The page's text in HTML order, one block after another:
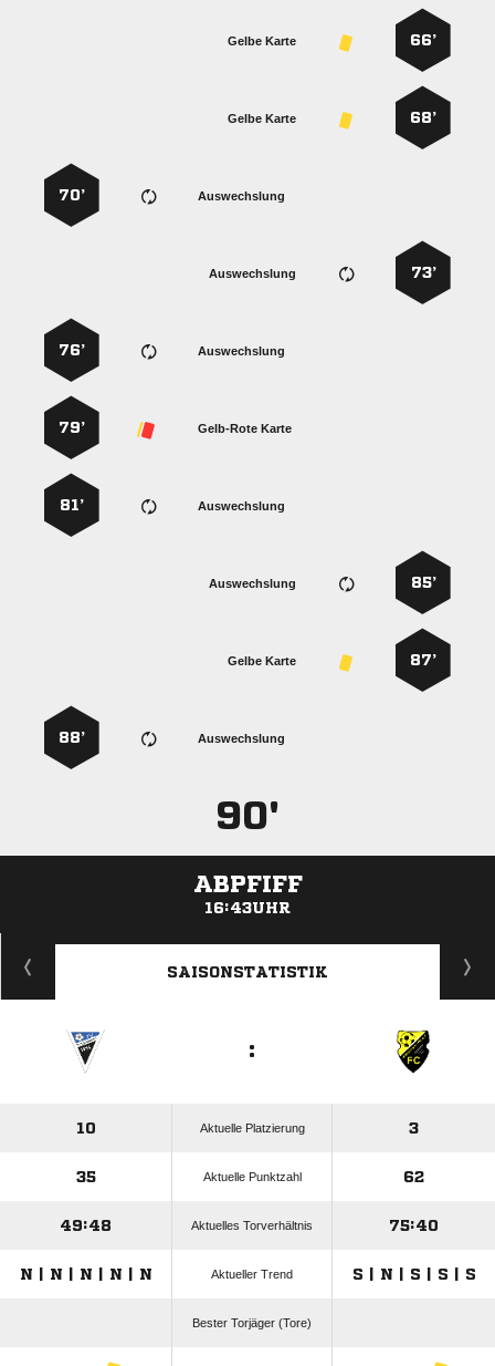
66’
Gelbe Karte
68’
Gelbe Karte
Auswechslung
70’
73’
Auswechslung
Auswechslung
76’
Gelb-Rote Karte
79’
Auswechslung
81’
85’
Auswechslung
87’
Gelbe Karte
Auswechslung
88’
90'
ABPFIFF
16:43UHR
ANZEIGE
SAISONSTATISTIK
:
10 Aktuelle Platzierung 3
35 Aktuelle Punktzahl 62
49:48 Aktuelles Torverhältnis 75:40
N | N | N | N | N Aktueller Trend S | N | S | S | S
Bester Torjäger (Tore)